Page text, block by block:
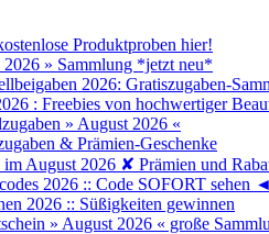
Produktproben hier!
» Sammlung *jetzt neu*
2026: Gratiszugaben-
: Freebies von hochwertiger
» August 2026 «
& Prämien-Geschenke
August 2026 ✘ Prämien und
2026 :: Code SOFORT sehen
2026 :: Süßigkeiten gewinnen
» August 2026 « große